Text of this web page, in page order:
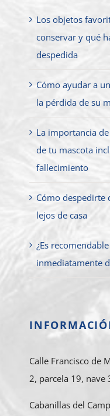
Los objetos
conservar y qué
despedida
Cómo ayudar a
la pérdida de su
La importancia
de tu mascota
fallecimiento
Cómo despedirte
lejos de casa
¿Es
inmediatamente
Calle Francisco de
2, parcela 19, nave
Cabanillas del